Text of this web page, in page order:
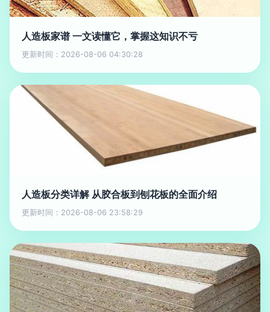
人造板家谱 一文读懂它，掌握这知识不亏
更新时间：2026-08-06 04:30:28
人造板分类详解 从胶合板到刨花板的全面介绍
更新时间：2026-08-06 23:58:29